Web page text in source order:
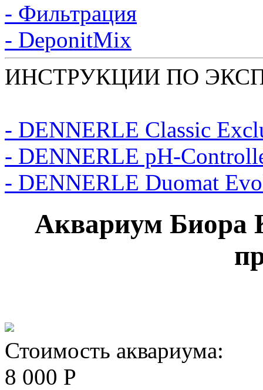
- Фильтрация
- DeponitMix
ИНСТРУКЦИИ ПО
- DENNERLE Classic
- DENNERLE pH-
- DENNERLE Duomat
Аквариум Биора
Стоимость аквариума:
8 000 Р